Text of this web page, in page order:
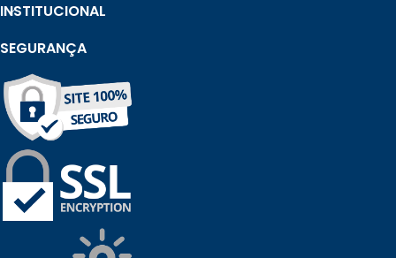
INSTITUCIONAL
SEGURANÇA